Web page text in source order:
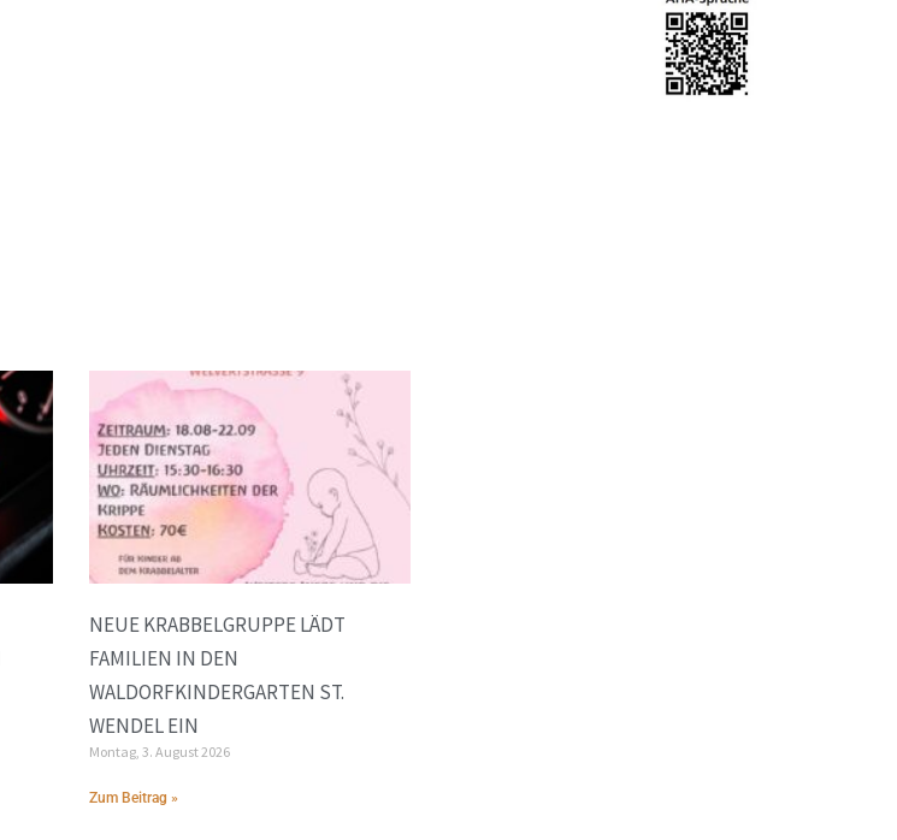
NEUE KRABBELGRUPPE LÄDT
FAMILIEN IN DEN
WALDORFKINDERGARTEN ST.
WENDEL EIN
Montag, 3. August 2026
Zum Beitrag »